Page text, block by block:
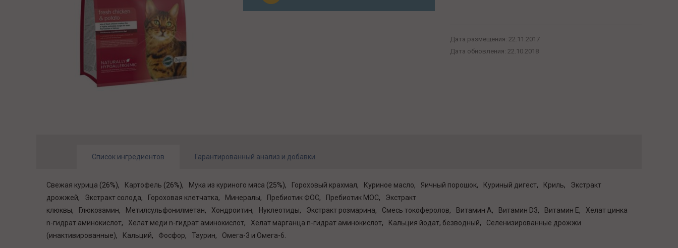
Дата размещения: 22.11.2017
Дата обновления: 22.10.2018
Список ингредиентов Гарантированный анализ и добавки
Свежая курица (26%) Картофель (26%) Мука из куриного мяса (25%) Гороховый крахмал Куриное масло Яичный порошок Куриный дигест Криль
Экстракт
дрожжей
Экстракт солода Гороховая клетчатка Минералы Пребиотик ФОС Пребиотик МОС
Экстракт
клюквы
Глюкозамин Метилсульфонилметан Хондроитин Нуклеотиды Экстракт розмарина Смесь токоферолов Витамин A Витамин D3 Витамин E
Хелат цинка
n-гидрат аминокислот
Хелат меди n-гидрат аминокислот Хелат марганца n-гидрат аминокислот Кальция йодат, безводный
Селенизированные дрожжи
(инактивированные)
Кальций Фосфор Таурин Омега-3 и Омега-6